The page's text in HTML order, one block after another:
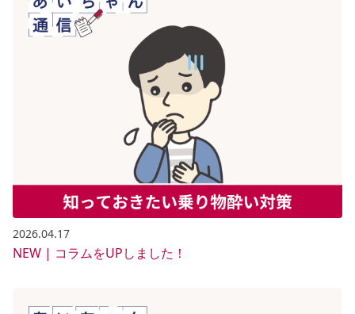
2026.04.17
NEW | コラムをUPしました！